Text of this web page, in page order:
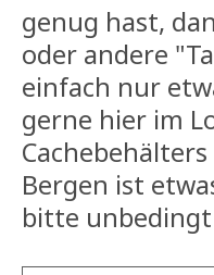
genug hast,
oder andere
einfach nur
gerne hier im
Bergen ist
bitte